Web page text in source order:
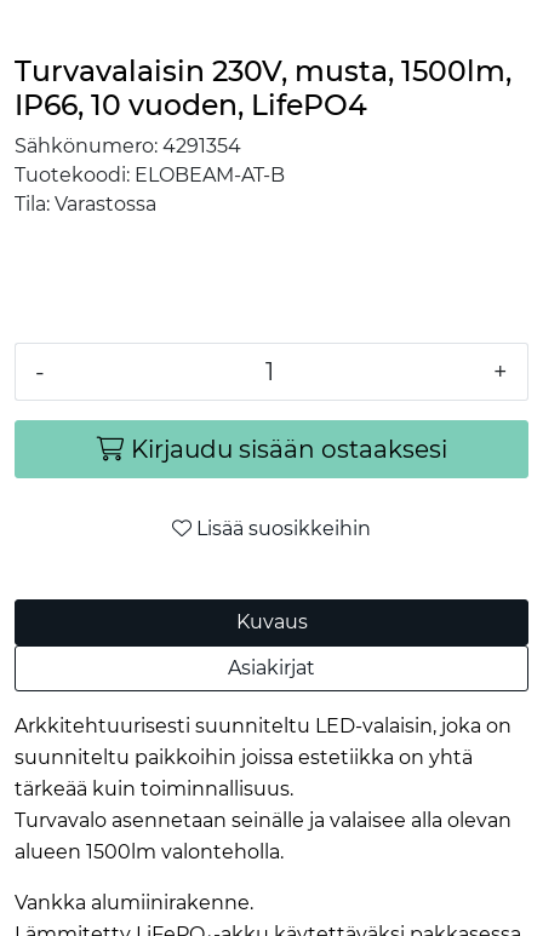
Turvavalaisin 230V, musta, 1500lm,
IP66, 10 vuoden, LifePO4
Sähkönumero: 4291354
Tuotekoodi: ELOBEAM-AT-B
Tila: Varastossa
- +
Kirjaudu sisään ostaaksesi
Lisää suosikkeihin
Kuvaus
Asiakirjat
Arkkitehtuurisesti suunniteltu LED-valaisin, joka on
suunniteltu paikkoihin joissa estetiikka on yhtä
tärkeää kuin toiminnallisuus.
Turvavalo asennetaan seinälle ja valaisee alla olevan
alueen 1500lm valonteholla.
Vankka alumiinirakenne.